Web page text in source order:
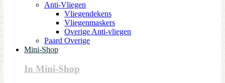
Anti-Vliegen
Vliegendekens
Vliegenmaskers
Overige Anti-vliegen
Paard Overige
Mini-Shop
In Mini-Shop